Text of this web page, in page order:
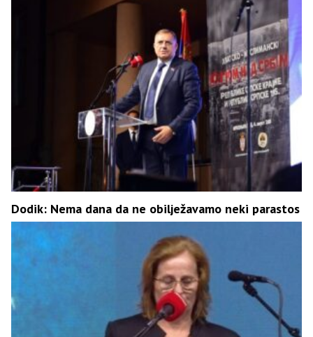
Dodik: Nema dana da ne obilježavamo neki parastos